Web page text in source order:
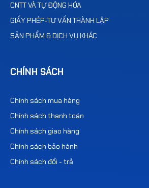
CNTT VÀ TỰ ĐỘNG HÓA
GIẤY PHÉP-TƯ VẤN THÀNH LẬP
SẢN PHẨM & DỊCH VỤ KHÁC
CHÍNH SÁCH
Chính sách mua hàng
Chính sách thanh toán
Chính sách giao hàng
Chính sách bảo hành
Chính sách đổi - trả